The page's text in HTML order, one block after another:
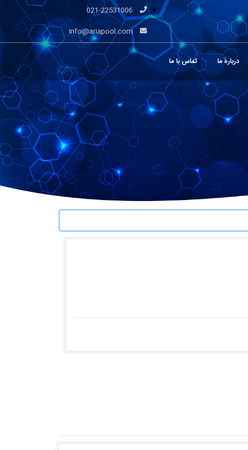
info@ariapool.com
درباره ما تماس با ما